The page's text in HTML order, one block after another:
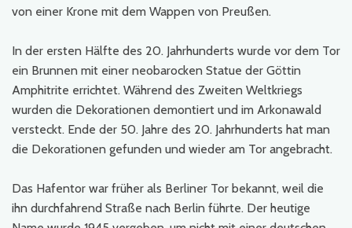
von einer Krone mit dem Wappen von Preußen.
In der ersten Hälfte des 20. Jahrhunderts wurde vor dem Tor
ein Brunnen mit einer neobarocken Statue der Göttin
Amphitrite errichtet. Während des Zweiten Weltkriegs
wurden die Dekorationen demontiert und im Arkonawald
versteckt. Ende der 50. Jahre des 20. Jahrhunderts hat man
die Dekorationen gefunden und wieder am Tor angebracht.
Das Hafentor war früher als Berliner Tor bekannt, weil die
ihn durchfahrend Straße nach Berlin führte. Der heutige